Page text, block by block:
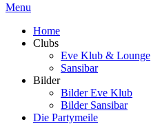
Menu
Home
Clubs
Eve Klub & Lounge
Sansibar
Bilder
Bilder Eve Klub
Bilder Sansibar
Die Partymeile